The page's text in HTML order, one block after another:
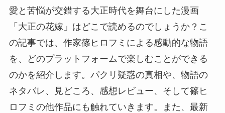
愛と苦悩が交錯する大正時代を舞台にした漫画
「大正の花嫁」はどこで読めるのでしょうか？こ
の記事では、作家篠ヒロフミによる感動的な物語
を、どのプラットフォームで楽しむことができる
のかを紹介します。パクリ疑惑の真相や、物語の
ネタバレ、見どころ、感想レビュー、そして篠ヒ
ロフミの他作品にも触れていきます。また、最新